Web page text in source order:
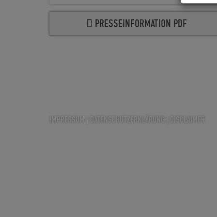
PRESSEINFORMATION PDF
IMPRESSUM DATENSCHUTZERKLÄRUNG DISCLAIMER